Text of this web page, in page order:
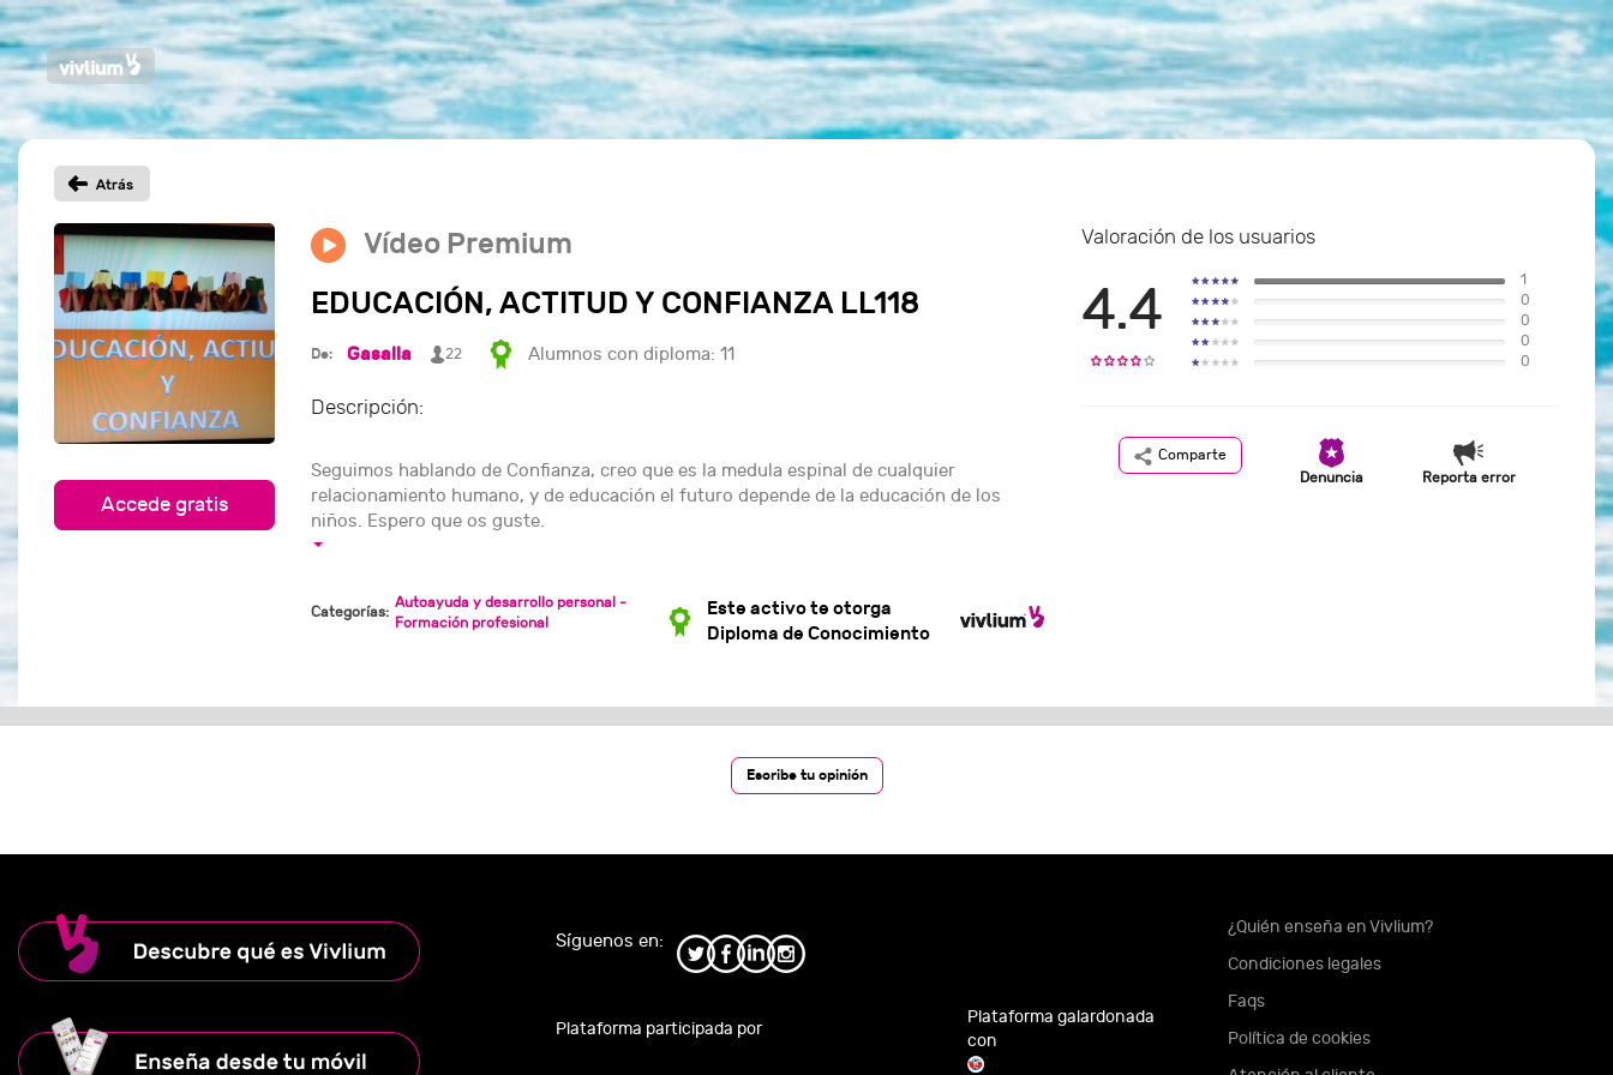
Accede gratis
Vídeo Premium
EDUCACIÓN, ACTITUD Y CONFIANZA LL118
De: Gasalla 22 Alumnos con diploma: 11
Descripción:
Seguimos hablando de Confianza, creo que es la medula espinal de cualquier
relacionamiento humano, y de educación el futuro depende de la educación de los
niños. Espero que os guste.
Categorías:
Autoayuda y desarrollo personal -
Formación profesional
Este activo te otorga
Diploma de Conocimiento
Valoración de los usuarios
4.4
1
0
0
0
0
Comparte
Denuncia
Reporta error
Escribe tu opinión
Síguenos en:
Plataforma participada por
Plataforma galardonada
con
¿Quién enseña en Vivlium?
Condiciones legales
Faqs
Política de cookies